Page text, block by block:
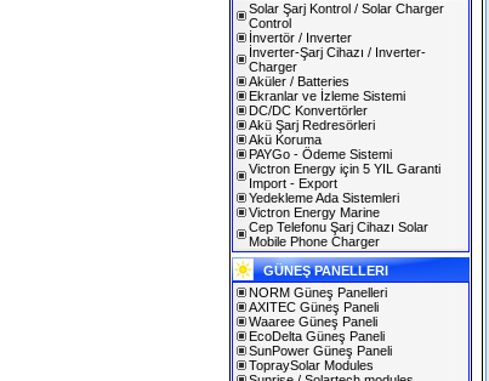
Solar Şarj Kontrol / Solar Charger
Control
İnvertör / Inverter
İnverter-Şarj Cihazı / Inverter-
Charger
Aküler / Batteries
Ekranlar ve İzleme Sistemi
DC/DC Konvertörler
Akü Şarj Redresörleri
Akü Koruma
PAYGo - Ödeme Sistemi
Victron Energy için 5 YIL Garanti
Import - Export
Yedekleme Ada Sistemleri
Victron Energy Marine
Cep Telefonu Şarj Cihazı Solar
Mobile Phone Charger
GÜNEŞ PANELLERI
NORM Güneş Panelleri
AXITEC Güneş Paneli
Waaree Güneş Paneli
EcoDelta Güneş Paneli
SunPower Güneş Paneli
TopraySolar Modules